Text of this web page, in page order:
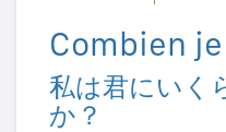
Combien
私は君にいく
か？